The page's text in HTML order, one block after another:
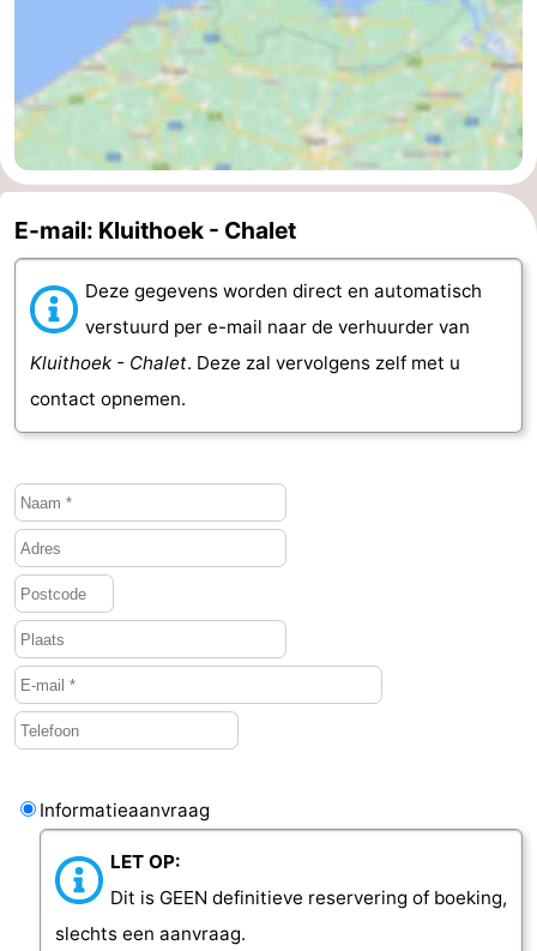
E-mail: Kluithoek - Chalet
Deze gegevens worden direct en automatisch
verstuurd per e-mail naar de verhuurder van
Kluithoek - Chalet. Deze zal vervolgens zelf met u
contact opnemen.
Informatieaanvraag
LET OP:
Dit is GEEN definitieve reservering of boeking,
slechts een aanvraag.